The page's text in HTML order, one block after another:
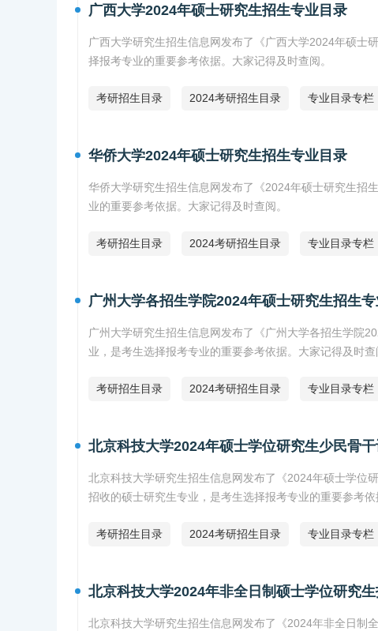
广西大学2024年硕士研究生招生专业目录
广西大学研究生招生信息网发布了《广西大学2024年硕士
择报考专业的重要参考依据。大家记得及时查阅。
考研招生目录 2024考研招生目录 专业目录专栏
华侨大学2024年硕士研究生招生专业目录
华侨大学研究生招生信息网发布了《2024年硕士研究生招
业的重要参考依据。大家记得及时查阅。
考研招生目录 2024考研招生目录 专业目录专栏
广州大学各招生学院2024年硕士研究生招生
广州大学研究生招生信息网发布了《广州大学各招生学院
业，是考生选择报考专业的重要参考依据。大家记得及时查
考研招生目录 2024考研招生目录 专业目录专栏
北京科技大学2024年硕士学位研究生少民骨
北京科技大学研究生招生信息网发布了《2024年硕士学位
招收的硕士研究生专业，是考生选择报考专业的重要参考依
考研招生目录 2024考研招生目录 专业目录专栏
北京科技大学2024年非全日制硕士学位研究
北京科技大学研究生招生信息网发布了《2024年非全日制